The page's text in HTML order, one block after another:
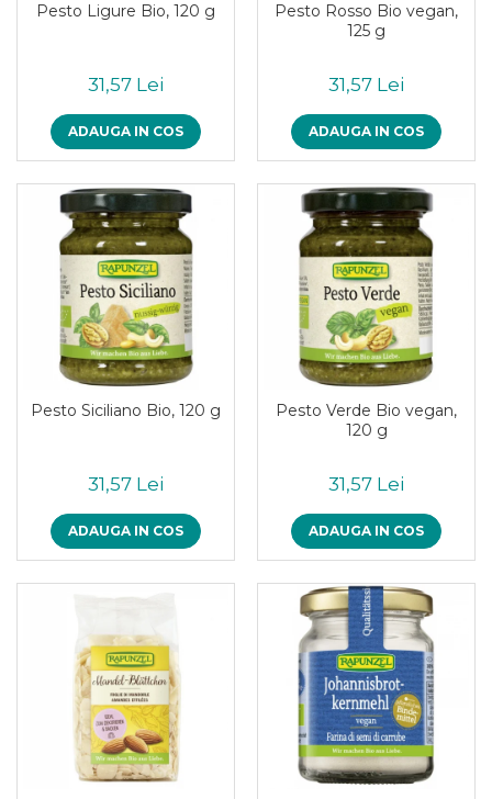
Pesto Ligure Bio, 120 g
31,57 Lei
ADAUGA IN COS
Pesto Rosso Bio vegan,
125 g
31,57 Lei
ADAUGA IN COS
Pesto Siciliano Bio, 120 g
31,57 Lei
ADAUGA IN COS
Pesto Verde Bio vegan,
120 g
31,57 Lei
ADAUGA IN COS